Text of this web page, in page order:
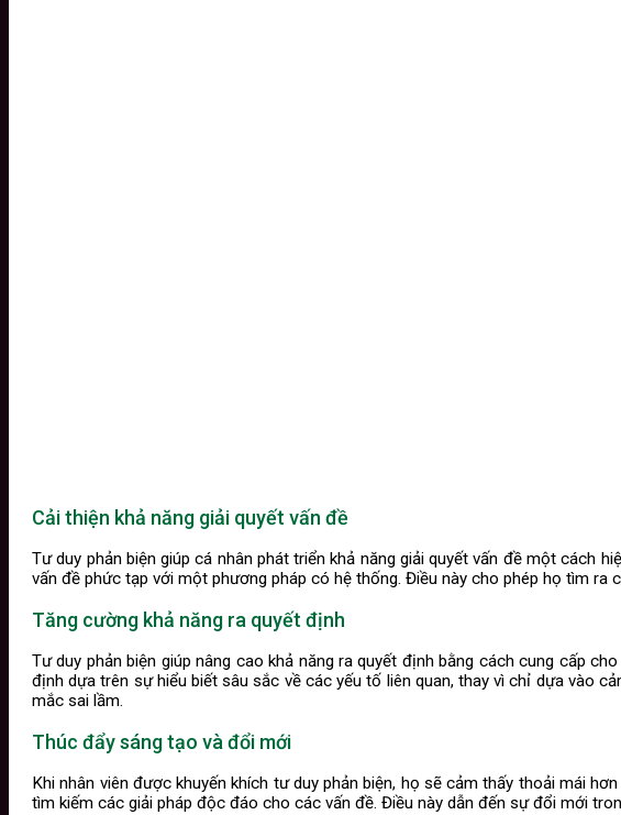
Cải thiện khả năng giải quyết vấn đề
Tư duy phản biện giúp cá nhân phát triển khả năng giải quyết vấn đề một cách
vấn đề phức tạp với một phương pháp có hệ thống. Điều này cho phép họ tìm
Tăng cường khả năng ra quyết định
Tư duy phản biện giúp nâng cao khả năng ra quyết định bằng cách cung cấp
định dựa trên sự hiểu biết sâu sắc về các yếu tố liên quan, thay vì chỉ dựa vào
mắc sai lầm.
Thúc đẩy sáng tạo và đổi mới
Khi nhân viên được khuyến khích tư duy phản biện, họ sẽ cảm thấy thoải mái
tìm kiếm các giải pháp độc đáo cho các vấn đề. Điều này dẫn đến sự đổi mới